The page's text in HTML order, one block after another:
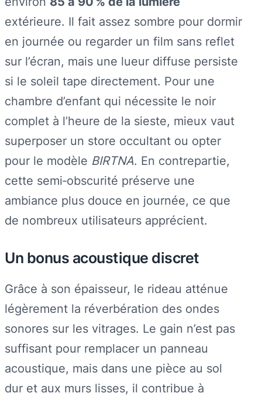
extérieure. Il fait assez sombre pour dormir
en journée ou regarder un film sans reflet
sur l’écran, mais une lueur diffuse persiste
si le soleil tape directement. Pour une
chambre d’enfant qui nécessite le noir
complet à l’heure de la sieste, mieux vaut
superposer un store occultant ou opter
pour le modèle BIRTNA. En contrepartie,
cette semi‑obscurité préserve une
ambiance plus douce en journée, ce que
de nombreux utilisateurs apprécient.
Un bonus acoustique discret
Grâce à son épaisseur, le rideau atténue
légèrement la réverbération des ondes
sonores sur les vitrages. Le gain n’est pas
suffisant pour remplacer un panneau
acoustique, mais dans une pièce au sol
dur et aux murs lisses, il contribue à